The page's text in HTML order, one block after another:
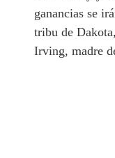
ganancias se
tribu de
Irving, madre